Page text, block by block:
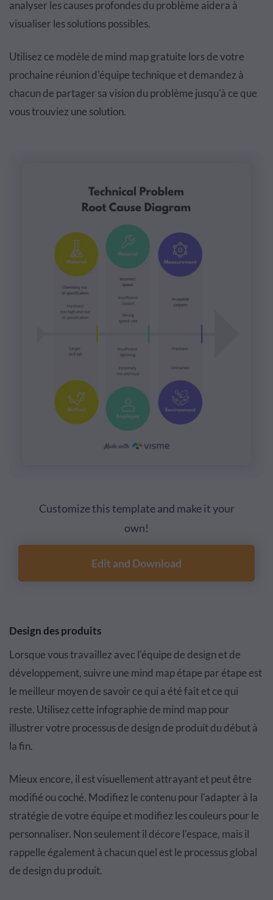
analyser les causes profondes du problème aidera à
visualiser les solutions possibles.
Utilisez ce modèle de mind map gratuite lors de votre
prochaine réunion d'équipe technique et demandez à
chacun de partager sa vision du problème jusqu'à ce que
vous trouviez une solution.
Customize this template and make it your
own!
Edit and Download
Design des produits
Lorsque vous travaillez avec l'équipe de design et de
développement, suivre une mind map étape par étape est
le meilleur moyen de savoir ce qui a été fait et ce qui
reste. Utilisez cette infographie de mind map pour
illustrer votre processus de design de produit du début à
la fin.
Mieux encore, il est visuellement attrayant et peut être
modifié ou coché. Modifiez le contenu pour l'adapter à la
stratégie de votre équipe et modifiez les couleurs pour le
personnaliser. Non seulement il décore l'espace, mais il
rappelle également à chacun quel est le processus global
de design du produit.